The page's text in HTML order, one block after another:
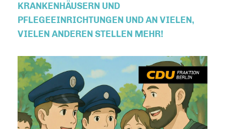
RANKENHÄUSERN UND P
FLEGEEINRICHTUNGEN UND AN VIELEN, V
IELEN ANDEREN STELLEN MEHR!